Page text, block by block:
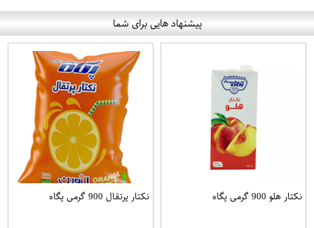
پیشنهاد هایی برای شما
نکتار هلو 900 گرمی پگاه نکتار پرتقال 900 گرمی پگاه